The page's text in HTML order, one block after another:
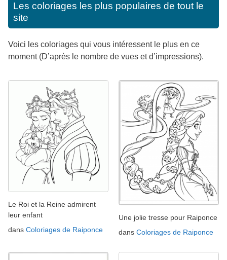
Les coloriages les plus populaires de tout le
site
Voici les coloriages qui vous intéressent le plus en ce
moment (D’après le nombre de vues et d’impressions).
Le Roi et la Reine admirent
leur enfant
dans Coloriages de Raiponce
Une jolie tresse pour Raiponce
dans Coloriages de Raiponce